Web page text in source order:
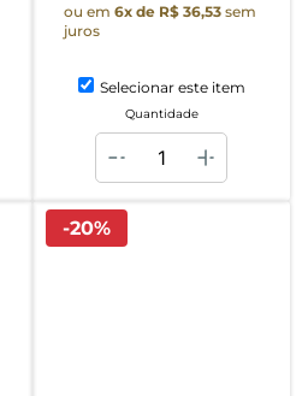
ou em 6x de R$ 36,53 sem
juros
Selecionar este item
Quantidade
-20%